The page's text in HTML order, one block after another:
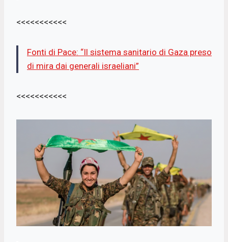
<<<<<<<<<<<
Fonti di Pace: “Il sistema sanitario di Gaza preso
di mira dai generali israeliani”
<<<<<<<<<<<